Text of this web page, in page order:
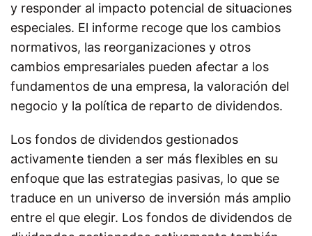
y responder al impacto potencial de situaciones
especiales. El informe recoge que los cambios
normativos, las reorganizaciones y otros
cambios empresariales pueden afectar a los
fundamentos de una empresa, la valoración del
negocio y la política de reparto de dividendos.
Los fondos de dividendos gestionados
activamente tienden a ser más flexibles en su
enfoque que las estrategias pasivas, lo que se
traduce en un universo de inversión más amplio
entre el que elegir. Los fondos de dividendos de